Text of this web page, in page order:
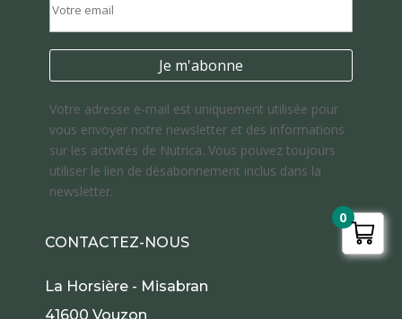
Votre adresse e-mail est uniquement utilisée pour
vous envoyer notre newsletter et des informations
sur les activités de Nutrica. Vous pouvez toujours
utiliser le lien de désabonnement inclus dans la
newsletter.
CONTACTEZ-NOUS
La Horsière - Misabran
41600 Vouzon
0